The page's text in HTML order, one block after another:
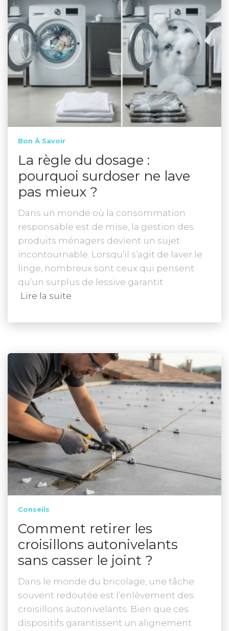
Bon À Savoir
La règle du dosage :
pourquoi surdoser ne lave
pas mieux ?
Dans un monde où la consommation
responsable est de mise, la gestion des
produits ménagers devient un sujet
incontournable. Lorsqu’il s’agit de laver le
linge, nombreux sont ceux qui pensent
qu’un surplus de lessive garantit
Lire la suite
Conseils
Comment retirer les
croisillons autonivelants
sans casser le joint ?
Dans le monde du bricolage, une tâche
souvent redoutée est l’enlèvement des
croisillons autonivelants. Bien que ces
dispositifs garantissent un alignement